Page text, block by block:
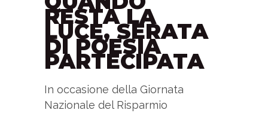
RESTA LA
LUCE, SERATA
DI POESIA
PARTECIPATA
In occasione della Giornata
Nazionale del Risparmio